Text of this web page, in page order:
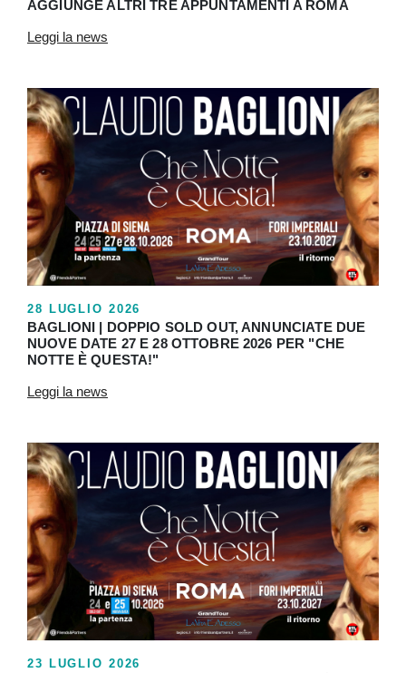
AGGIUNGE ALTRI TRE APPUNTAMENTI A ROMA
Leggi la news
28 LUGLIO 2026
BAGLIONI | DOPPIO SOLD OUT, ANNUNCIATE DUE
NUOVE DATE 27 E 28 OTTOBRE 2026 PER "CHE
NOTTE È QUESTA!"
Leggi la news
23 LUGLIO 2026